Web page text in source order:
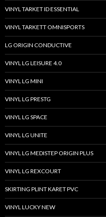
VINYL TARKET ID ESSENTIAL
VINYL TARKETT OMNISPORTS
LG ORIGIN CONDUCTIVE
VINYL LG LEISURE 4.0
VINYL LG MINI
VINYL LG PRESTG
VINYL LG SPACE
VINYL LG UNITE
VINYL LG MEDISTEP ORIGIN PLUS
VINYL LG REXCOURT
SKIRTING PLINT KARET PVC
VINYL LUCKY NEW